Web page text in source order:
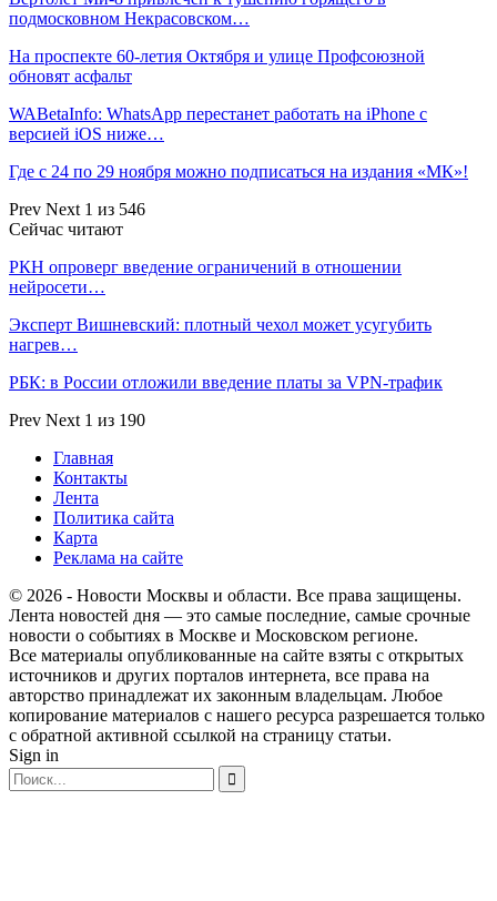
подмосковном Некрасовском…
На проспекте 60-летия Октября и улице Профсоюзной
обновят асфальт
WABetaInfo: WhatsApp перестанет работать на iPhone с
версией iOS ниже…
Где с 24 по 29 ноября можно подписаться на издания «МК»!
Prev Next 1 из 546
Сейчас читают
РКН опроверг введение ограничений в отношении
нейросети…
Эксперт Вишневский: плотный чехол может усугубить
нагрев…
РБК: в России отложили введение платы за VPN-трафик
Prev Next 1 из 190
Главная
Контакты
Лента
Политика сайта
Карта
Реклама на сайте
© 2026 - Новости Москвы и области. Все права защищены.
Лента новостей дня — это самые последние, самые срочные
новости о событиях в Москве и Московском регионе.
Все материалы опубликованные на сайте взяты с открытых
источников и других порталов интернета, все права на
авторство принадлежат их законным владельцам. Любое
копирование материалов с нашего ресурса разрешается только
с обратной активной ссылкой на страницу статьи.
Sign in